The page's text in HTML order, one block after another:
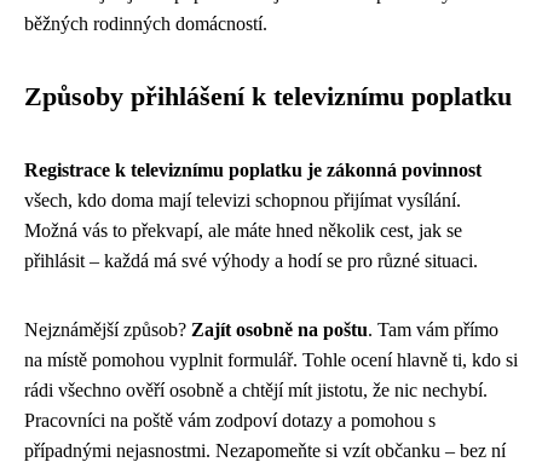
běžných rodinných domácností.
Způsoby přihlášení k televiznímu poplatku
Registrace k televiznímu poplatku je zákonná povinnost
všech, kdo doma mají televizi schopnou přijímat vysílání.
Možná vás to překvapí, ale máte hned několik cest, jak se
přihlásit – každá má své výhody a hodí se pro různé situaci.
Nejznámější způsob? Zajít osobně na poštu. Tam vám přímo
na místě pomohou vyplnit formulář. Tohle ocení hlavně ti, kdo si
rádi všechno ověří osobně a chtějí mít jistotu, že nic nechybí.
Pracovníci na poště vám zodpoví dotazy a pomohou s
případnými nejasnostmi. Nezapomeňte si vzít občanku – bez ní